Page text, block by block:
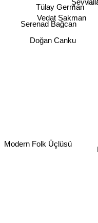
Şevval
Doğan Canku
Serenad Bağcan
Vedat Sakman
Modern Folk Üçlüsü
Tülay German